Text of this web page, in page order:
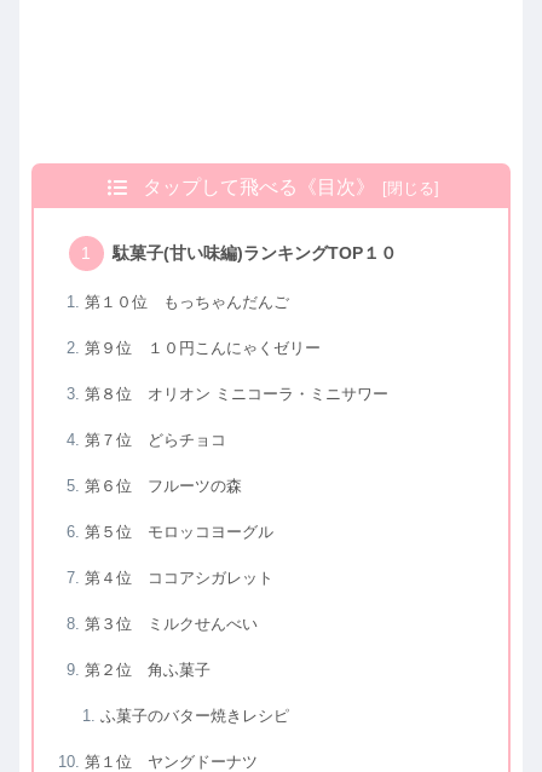
タップして飛べる《目次》
駄菓子(甘い味編)ランキングTOP１０
第１０位 もっちゃんだんご
第９位 １０円こんにゃくゼリー
第８位 オリオン ミニコーラ・ミニサワー
第７位 どらチョコ
第６位 フルーツの森
第５位 モロッコヨーグル
第４位 ココアシガレット
第３位 ミルクせんべい
第２位 角ふ菓子
ふ菓子のバター焼きレシピ
第１位 ヤングドーナツ